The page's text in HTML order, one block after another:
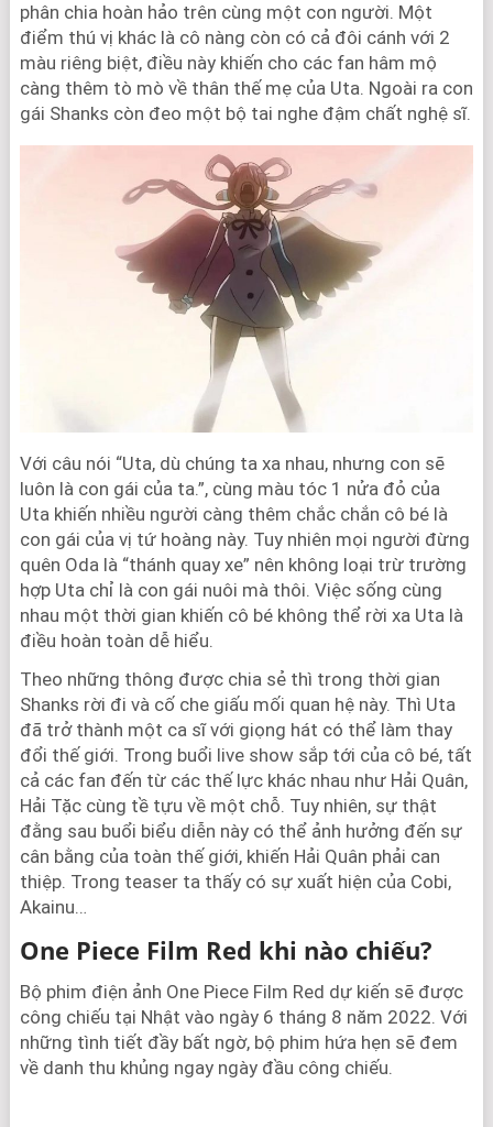
phân chia hoàn hảo trên cùng một con người. Một
điểm thú vị khác là cô nàng còn có cả đôi cánh với 2
màu riêng biệt, điều này khiến cho các fan hâm mộ
càng thêm tò mò về thân thế mẹ của Uta. Ngoài ra con
gái Shanks còn đeo một bộ tai nghe đậm chất nghệ sĩ.
Với câu nói “Uta, dù chúng ta xa nhau, nhưng con sẽ
luôn là con gái của ta.”, cùng màu tóc 1 nửa đỏ của
Uta khiến nhiều người càng thêm chắc chắn cô bé là
con gái của vị tứ hoàng này. Tuy nhiên mọi người đừng
quên Oda là “thánh quay xe” nên không loại trừ trường
hợp Uta chỉ là con gái nuôi mà thôi. Việc sống cùng
nhau một thời gian khiến cô bé không thể rời xa Uta là
điều hoàn toàn dễ hiểu.
Theo những thông được chia sẻ thì trong thời gian
Shanks rời đi và cố che giấu mối quan hệ này. Thì Uta
đã trở thành một ca sĩ với giọng hát có thể làm thay
đổi thế giới. Trong buổi live show sắp tới của cô bé, tất
cả các fan đến từ các thế lực khác nhau như Hải Quân,
Hải Tặc cùng tề tựu về một chỗ. Tuy nhiên, sự thật
đằng sau buổi biểu diễn này có thể ảnh hưởng đến sự
cân bằng của toàn thế giới, khiến Hải Quân phải can
thiệp. Trong teaser ta thấy có sự xuất hiện của Cobi,
Akainu…
One Piece Film Red khi nào chiếu?
Bộ phim điện ảnh One Piece Film Red dự kiến sẽ được
công chiếu tại Nhật vào ngày 6 tháng 8 năm 2022. Với
những tình tiết đầy bất ngờ, bộ phim hứa hẹn sẽ đem
về danh thu khủng ngay ngày đầu công chiếu.